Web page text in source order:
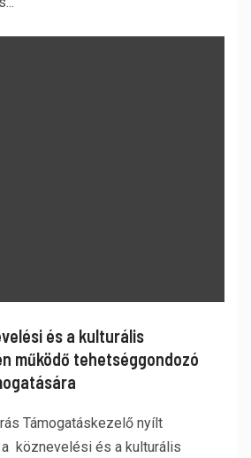
és a kulturális
működő tehetséggondozó
Támogatáskezelő nyílt
köznevelési és a kulturális